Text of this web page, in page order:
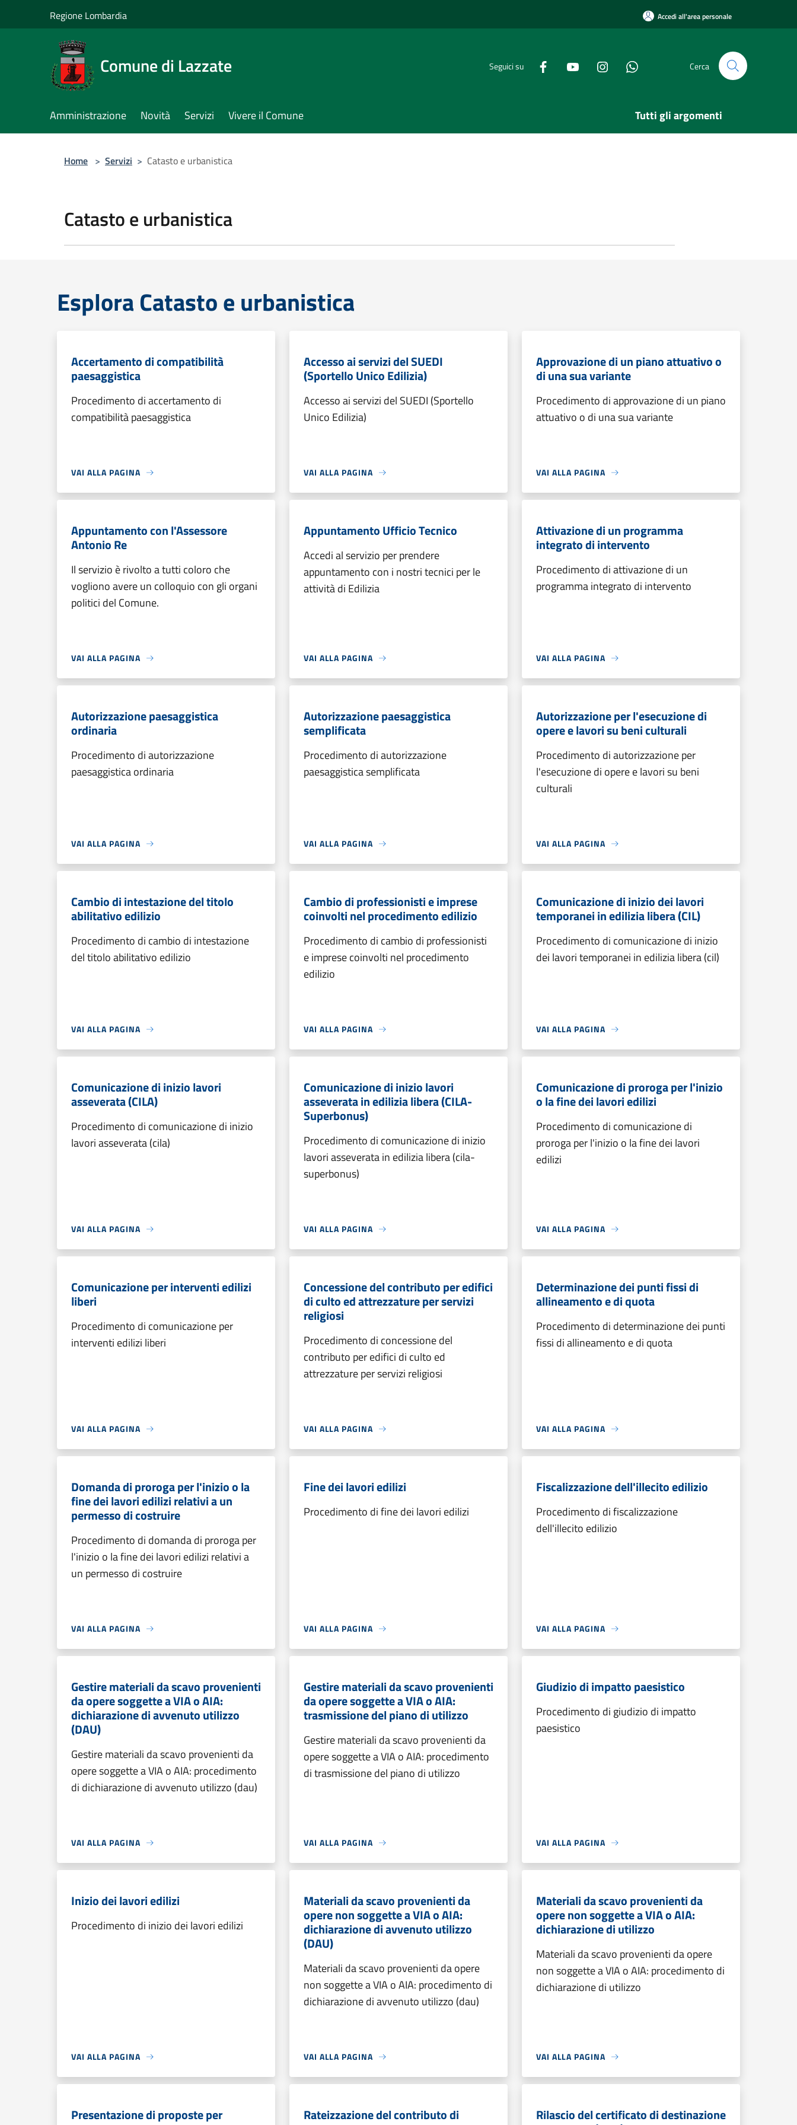
Regione Lombardia Accedi all'area personale
Comune di Lazzate Seguici su Cerca
Amministrazione Novità Servizi Vivere il Comune Tutti gli argomenti
Home > Servizi > Catasto e urbanistica
Catasto e urbanistica
Esplora Catasto e urbanistica
Accertamento di compatibilità
paesaggistica
Procedimento di accertamento di
compatibilità paesaggistica
VAI ALLA PAGINA
Accesso ai servizi del SUEDI
(Sportello Unico Edilizia)
Accesso ai servizi del SUEDI (Sportello
Unico Edilizia)
VAI ALLA PAGINA
Approvazione di un piano attuativo o
di una sua variante
Procedimento di approvazione di un piano
attuativo o di una sua variante
VAI ALLA PAGINA
Appuntamento con l'Assessore
Antonio Re
Il servizio è rivolto a tutti coloro che
vogliono avere un colloquio con gli organi
politici del Comune.
VAI ALLA PAGINA
Appuntamento Ufficio Tecnico
Accedi al servizio per prendere
appuntamento con i nostri tecnici per le
attività di Edilizia
VAI ALLA PAGINA
Attivazione di un programma
integrato di intervento
Procedimento di attivazione di un
programma integrato di intervento
VAI ALLA PAGINA
Autorizzazione paesaggistica
ordinaria
Procedimento di autorizzazione
paesaggistica ordinaria
VAI ALLA PAGINA
Autorizzazione paesaggistica
semplificata
Procedimento di autorizzazione
paesaggistica semplificata
VAI ALLA PAGINA
Autorizzazione per l'esecuzione di
opere e lavori su beni culturali
Procedimento di autorizzazione per
l'esecuzione di opere e lavori su beni
culturali
VAI ALLA PAGINA
Cambio di intestazione del titolo
abilitativo edilizio
Procedimento di cambio di intestazione
del titolo abilitativo edilizio
VAI ALLA PAGINA
Cambio di professionisti e imprese
coinvolti nel procedimento edilizio
Procedimento di cambio di professionisti
e imprese coinvolti nel procedimento
edilizio
VAI ALLA PAGINA
Comunicazione di inizio dei lavori
temporanei in edilizia libera (CIL)
Procedimento di comunicazione di inizio
dei lavori temporanei in edilizia libera (cil)
VAI ALLA PAGINA
Comunicazione di inizio lavori
asseverata (CILA)
Procedimento di comunicazione di inizio
lavori asseverata (cila)
VAI ALLA PAGINA
Comunicazione di inizio lavori
asseverata in edilizia libera (CILA-
Superbonus)
Procedimento di comunicazione di inizio
lavori asseverata in edilizia libera (cila-
superbonus)
VAI ALLA PAGINA
Comunicazione di proroga per l'inizio
o la fine dei lavori edilizi
Procedimento di comunicazione di
proroga per l'inizio o la fine dei lavori
edilizi
VAI ALLA PAGINA
Comunicazione per interventi edilizi
liberi
Procedimento di comunicazione per
interventi edilizi liberi
VAI ALLA PAGINA
Concessione del contributo per edifici
di culto ed attrezzature per servizi
religiosi
Procedimento di concessione del
contributo per edifici di culto ed
attrezzature per servizi religiosi
VAI ALLA PAGINA
Determinazione dei punti fissi di
allineamento e di quota
Procedimento di determinazione dei punti
fissi di allineamento e di quota
VAI ALLA PAGINA
Domanda di proroga per l'inizio o la
fine dei lavori edilizi relativi a un
permesso di costruire
Procedimento di domanda di proroga per
l'inizio o la fine dei lavori edilizi relativi a
un permesso di costruire
VAI ALLA PAGINA
Fine dei lavori edilizi
Procedimento di fine dei lavori edilizi
VAI ALLA PAGINA
Fiscalizzazione dell'illecito edilizio
Procedimento di fiscalizzazione
dell'illecito edilizio
VAI ALLA PAGINA
Gestire materiali da scavo provenienti
da opere soggette a VIA o AIA:
dichiarazione di avvenuto utilizzo
(DAU)
Gestire materiali da scavo provenienti da
opere soggette a VIA o AIA: procedimento
di dichiarazione di avvenuto utilizzo (dau)
VAI ALLA PAGINA
Gestire materiali da scavo provenienti
da opere soggette a VIA o AIA:
trasmissione del piano di utilizzo
Gestire materiali da scavo provenienti da
opere soggette a VIA o AIA: procedimento
di trasmissione del piano di utilizzo
VAI ALLA PAGINA
Giudizio di impatto paesistico
Procedimento di giudizio di impatto
paesistico
VAI ALLA PAGINA
Inizio dei lavori edilizi
Procedimento di inizio dei lavori edilizi
VAI ALLA PAGINA
Materiali da scavo provenienti da
opere non soggette a VIA o AIA:
dichiarazione di avvenuto utilizzo
(DAU)
Materiali da scavo provenienti da opere
non soggette a VIA o AIA: procedimento di
dichiarazione di avvenuto utilizzo (dau)
VAI ALLA PAGINA
Materiali da scavo provenienti da
opere non soggette a VIA o AIA:
dichiarazione di utilizzo
Materiali da scavo provenienti da opere
non soggette a VIA o AIA: procedimento di
dichiarazione di utilizzo
VAI ALLA PAGINA
Presentazione di proposte per Rateizzazione del contributo di Rilascio del certificato di destinazione